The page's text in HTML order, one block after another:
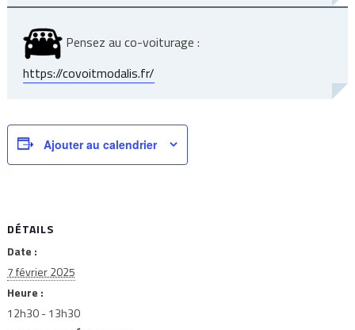
Pensez au co-voiturage :
https://covoitmodalis.fr/
Ajouter au calendrier
DÉTAILS
Date :
7 février 2025
Heure :
12h30 - 13h30